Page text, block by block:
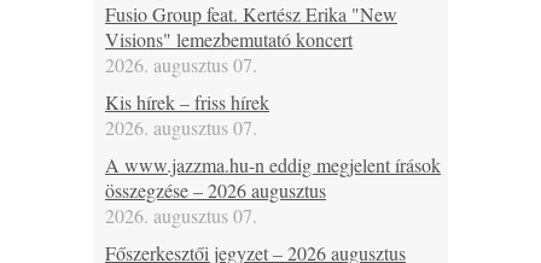
Fusio Group feat. Kertész Erika "New
Visions" lemezbemutató koncert
2026. augusztus 07.
Kis hírek – friss hírek
2026. augusztus 07.
A www.jazzma.hu-n eddig megjelent írások
összegzése – 2026 augusztus
2026. augusztus 07.
Főszerkesztői jegyzet – 2026 augusztus